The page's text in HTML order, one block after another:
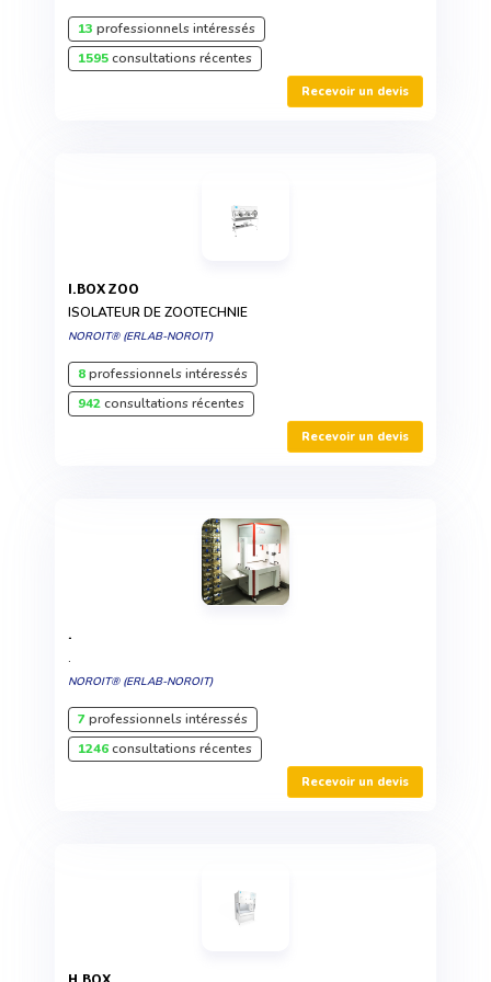
13 professionnels intéressés
1595consultations récentes
Recevoir un devis
I.BOX ZOO
ISOLATEUR DE ZOOTECHNIE
NOROIT® (ERLAB-NOROIT)
8professionnels intéressés
942consultations récentes
Recevoir un devis
.
.
NOROIT® (ERLAB-NOROIT)
7professionnels intéressés
1246consultations récentes
Recevoir un devis